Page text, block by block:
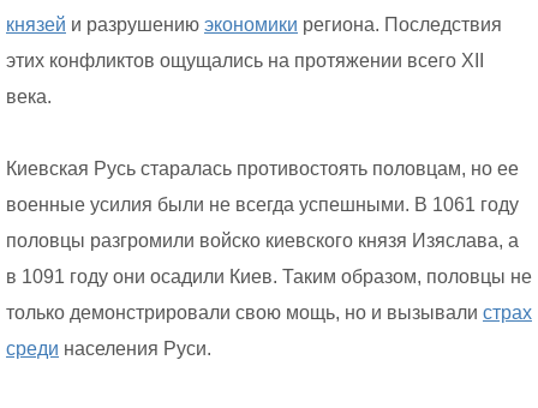
князей и разрушению экономики региона. Последствия
этих конфликтов ощущались на протяжении всего XII
века.
Киевская Русь старалась противостоять половцам, но ее
военные усилия были не всегда успешными. В 1061 году
половцы разгромили войско киевского князя Изяслава, а
в 1091 году они осадили Киев. Таким образом, половцы не
только демонстрировали свою мощь, но и вызывали страх
среди населения Руси.